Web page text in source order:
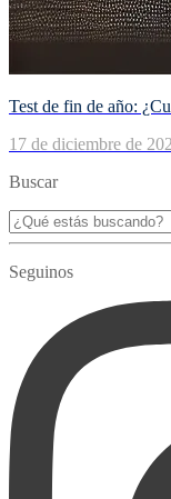
Test de fin de año:
17 de diciembre de
Buscar
Seguinos